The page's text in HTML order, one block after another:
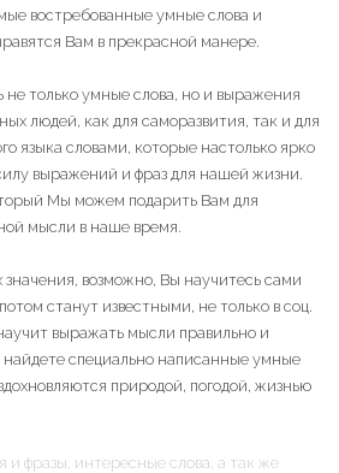
востребованные умные слова и
Вам в прекрасной манере.
не только умные слова, но и выражения
людей, как для саморазвития, так и для
языка словами, которые настолько ярко
выражений и фраз для нашей жизни.
Мы можем подарить Вам для
мысли в наше время.
возможно, Вы научитесь сами
станут известными, не только в соц.
выражать мысли правильно и
найдете специально написанные умные
природой, погодой, жизнью
и фразы, интересные слова, а так же